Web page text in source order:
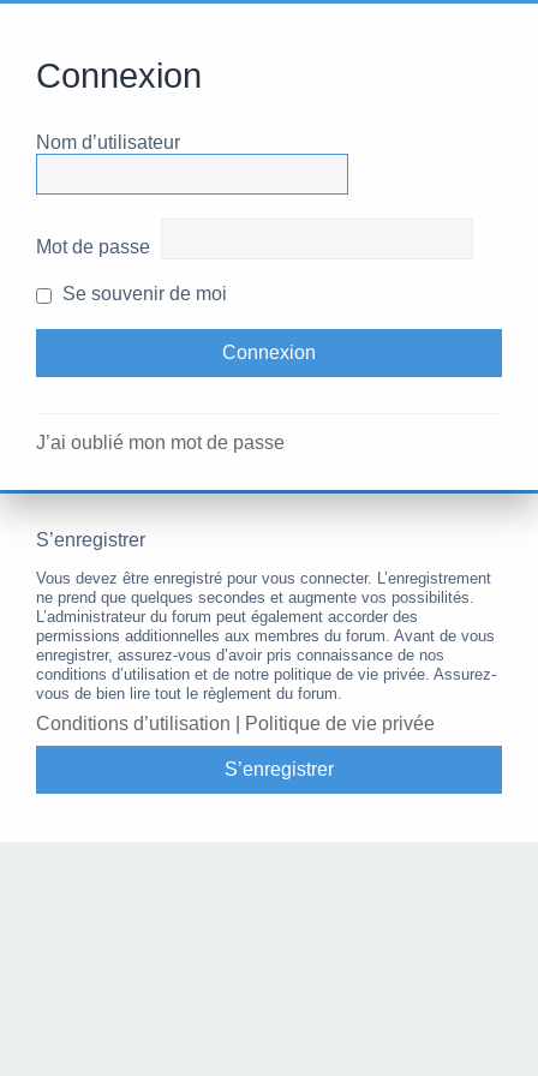
Connexion
Nom d’utilisateur
Mot de passe
Se souvenir de moi
J’ai oublié mon mot de passe
S’enregistrer
Vous devez être enregistré pour vous connecter. L’enregistrement
ne prend que quelques secondes et augmente vos possibilités.
L’administrateur du forum peut également accorder des
permissions additionnelles aux membres du forum. Avant de vous
enregistrer, assurez-vous d’avoir pris connaissance de nos
conditions d’utilisation et de notre politique de vie privée. Assurez-
vous de bien lire tout le règlement du forum.
Conditions d’utilisation Politique de vie privée
S’enregistrer